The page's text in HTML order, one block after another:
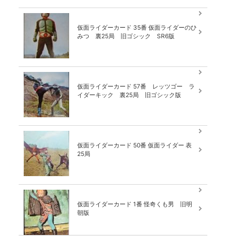
仮面ライダーカード 35番 仮面ライダーのひ
みつ 裏25局 旧ゴシック SR6版
仮面ライダーカード 57番 レッツゴー ラ
イダーキック 裏25局 旧ゴシック版
仮面ライダーカード 50番 仮面ライダー 表
25局
仮面ライダーカード 1番 怪奇くも男 旧明
朝版